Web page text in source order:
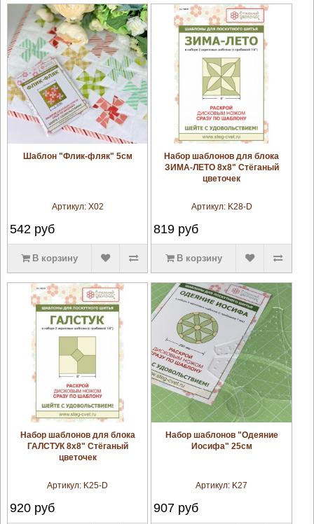
увеличить
Шаблон "Флик-фляк" 5см
Артикул: X02
542 руб
В корзину
увеличить
Набор шаблонов для блока
ЗИМА-ЛЕТО 8х8" Стёганый
цветочек
Артикул: K28-D
819 руб
В корзину
увеличить
Набор шаблонов для блока
ГАЛСТУК 8х8" Стёганый
цветочек
Артикул: K25-D
920руб
увеличить
Набор шаблонов "Одеяние
Иосифа" 25см
Артикул: K27
907 руб